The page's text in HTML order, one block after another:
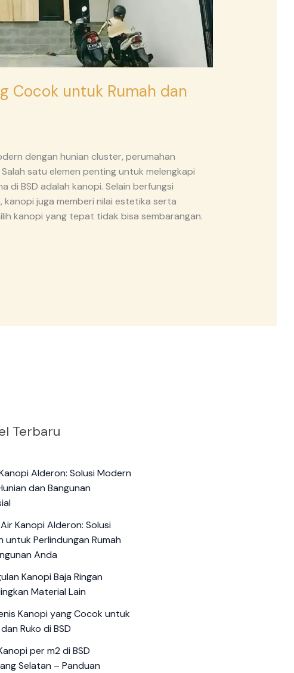
Cocok untuk Rumah dan
dengan hunian cluster, perumahan
satu elemen penting untuk melengkapi
di BSD adalah kanopi. Selain berfungsi
kanopi juga memberi nilai estetika serta
kanopi yang tepat tidak bisa sembarangan.
Terbaru
Alderon: Solusi Modern
dan Bangunan
Kanopi Alderon: Solusi
untuk Perlindungan Rumah
Anda
Kanopi Baja Ringan
Material Lain
Kanopi yang Cocok untuk
Ruko di BSD
per m2 di BSD
Selatan – Panduan